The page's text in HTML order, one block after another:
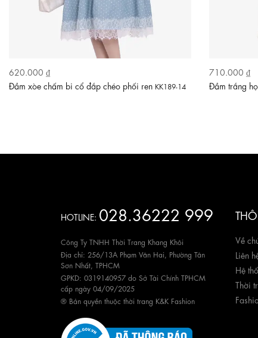
620.000 ₫
Đầm xòe chấm bi cổ đắp chéo phối ren KK189-14
710.000 ₫
Đầm trắng
HOTLINE: 028.36222 999
Công Ty TNHH Thời Trang Khang Khôi
Địa chỉ: 256/13A Phạm Văn Hai, Phường Tân
Sơn Nhất, TPHCM
GPKD: 0319140957 do Sở Tài Chính TPHCM
cấp ngày 04/09/2025
® Bản quyền thuộc thời trang K&K Fashion
Về
Liên
Hệ
Thời